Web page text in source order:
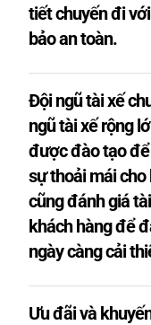
tiết chuyến đi
bảo an toàn.
Đội ngũ tài xế
ngũ tài xế rộng
được đào tạo
sự thoải mái cho
cũng đánh giá
khách hàng để
ngày càng cải
Ưu đãi và